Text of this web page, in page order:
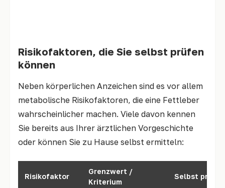
Risikofaktoren, die Sie selbst prüfen
können
Neben körperlichen Anzeichen sind es vor allem
metabolische Risikofaktoren, die eine Fettleber
wahrscheinlicher machen. Viele davon kennen
Sie bereits aus Ihrer ärztlichen Vorgeschichte
oder können Sie zu Hause selbst ermitteln:
Risikofaktor
Grenzwert /
Kriterium
Selbst